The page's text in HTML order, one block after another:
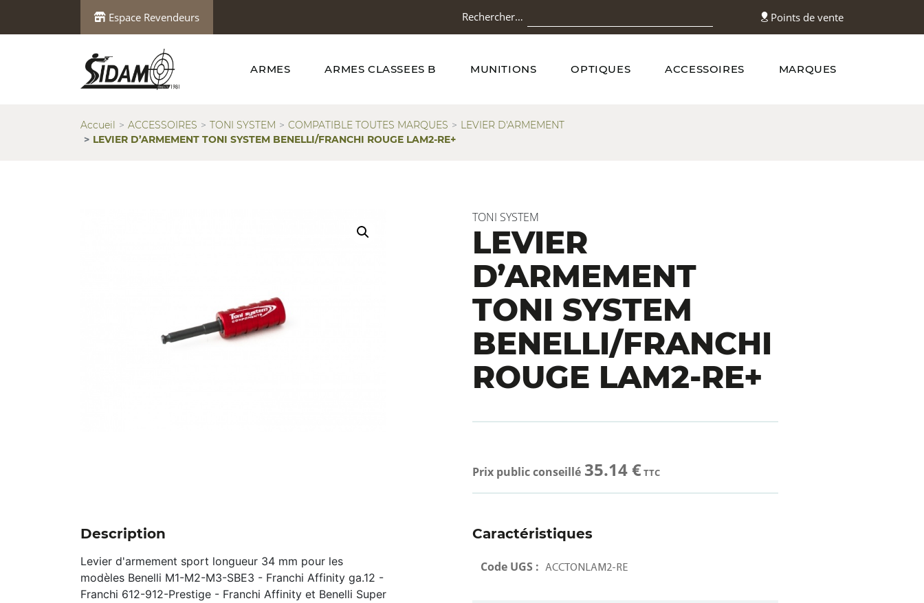
Espace Revendeurs Rechercher… Points de vente
ARMES ARMES CLASSEES B MUNITIONS OPTIQUES ACCESSOIRES MARQUES
Accueil ACCESSOIRES TONI SYSTEM COMPATIBLE TOUTES MARQUES
LEVIER D'ARMEMENT
LEVIER D’ARMEMENT TONI SYSTEM BENELLI/FRANCHI ROUGE LAM2-RE+
TONI SYSTEM
LEVIER
D’ARMEMENT
TONI SYSTEM
BENELLI/FRANCHI
ROUGE LAM2-RE+
Prix public conseillé 35.14 €TTC
Description
Levier d'armement sport longueur 34 mm pour les
modèles Benelli M1-M2-M3-SBE3 - Franchi Affinity ga.12 -
Franchi 612-912-Prestige - Franchi Affinity et Benelli Super
Caractéristiques
Code UGS : ACCTONLAM2-RE